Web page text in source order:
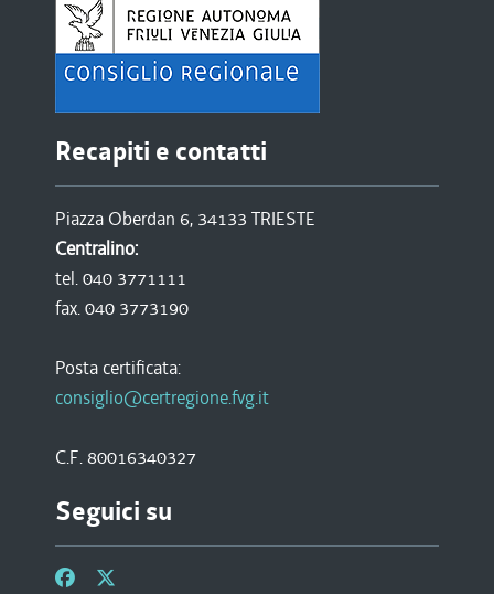
Recapiti e contatti
Piazza Oberdan 6, 34133 TRIESTE
Centralino:
tel. 040 3771111
fax. 040 3773190
Posta certificata:
consiglio@certregione.fvg.it
C.F. 80016340327
Seguici su